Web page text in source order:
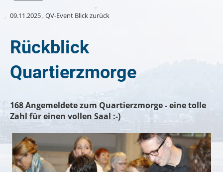
09.11.2025, QV-Event Blick zurück
Rückblick
Quartierzmorge
168 Angemeldete zum Quartierzmorge - eine tolle
Zahl für einen vollen Saal :-)